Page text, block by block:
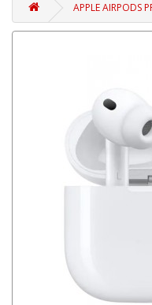
APPLE AIRPODS